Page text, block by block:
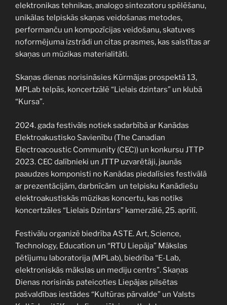
elektronikas tehnikas, analogo sintezatoru spēlēšanu,
unikālas telpiskās skaņas veidošanas metodes,
performanču un kompozīcijas veidošanu, skatuves
noformējuma izstrādi un citas prasmes, kas saistītas ar
skaņas un mūzikas materialitāti.
Skaņas dienas norisināsies Kūrmājas prospektā 13,
MPLab telpās, koncertzālē “Lielais dzintars” un klubā
“Kursa”.
2024. gada festivāls notiek sadarbībā ar Kanādas
Elektroakustisko Savienību (The Canadian
Electroacoustic Community (CEC)) un konkursu JTTP
2023. CEC dalībnieki un JTTP uzvarētāji, jaunās
paaudzes komponisti no Kanādas piedalīsies festivālā
ar prezentācijām, darbnīcām un telpisku Kanādiešu
elektroakustiskās mūzikas koncertu, kas notiks
koncertzāles “Lielais Dzintars” kamerzālē, 25. aprīlī.
Festivālu organizē biedrība ASTE. Art, Science,
Technology, Education un “RTU Liepāja” Mākslas
pētījumu laboratorija (MPLab), biedrība “E-Lab,
elektroniskās mākslas un mediju centrs”. Skaņas
Dienas norisinās pateicoties Liepājas pilsētas
pašvaldības iestādes “Kultūras pārvalde” un Valsts